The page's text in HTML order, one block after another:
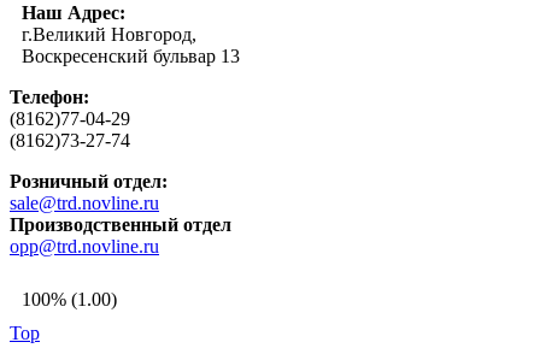
Наш Адрес:
г.Великий Новгород,
Воскресенский бульвар 13
Телефон:
(8162)77-04-29
(8162)73-27-74
Розничный отдел:
sale@trd.novline.ru
Производственный отдел
opp@trd.novline.ru
100% (1.00)
Top